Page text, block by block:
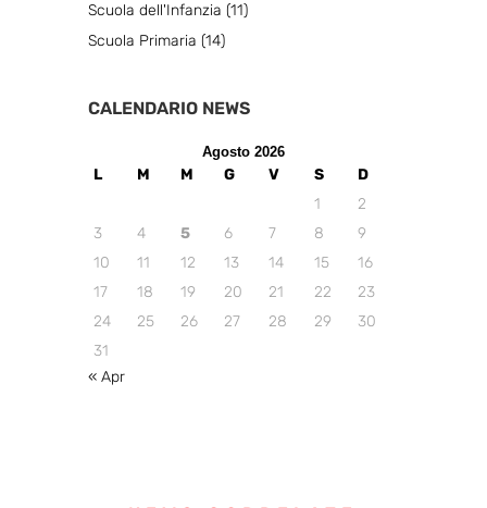
Scuola dell'Infanzia (11)
Scuola Primaria (14)
CALENDARIO NEWS
Agosto 2026
L M M G V S
D
1
2
3
4 5 6 7 8
9
10
11 12 13 14 15
16
17
18 19 20 21 22
23
24
25 26 27 28 29
30
31
« Apr